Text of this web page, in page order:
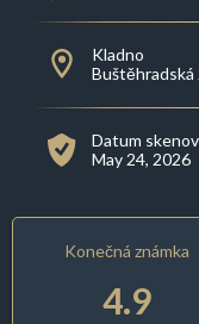
Kladno
Buštěhradská
Datum
May 24, 2026
Konečná známka
4.9